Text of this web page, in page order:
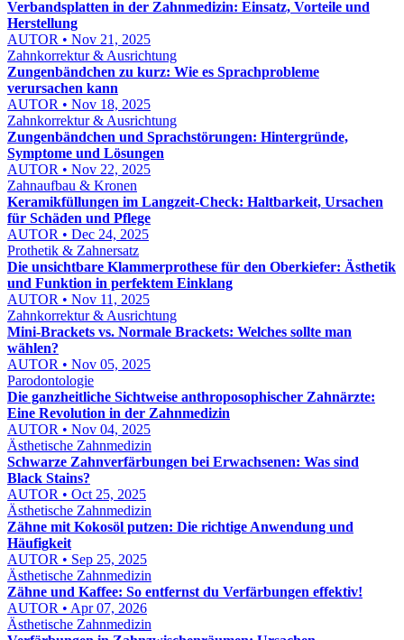
Verbandsplatten in der Zahnmedizin: Einsatz, Vorteile und
Herstellung
AUTOR • Nov 21, 2025
Zahnkorrektur & Ausrichtung
Zungenbändchen zu kurz: Wie es Sprachprobleme
verursachen kann
AUTOR • Nov 18, 2025
Zahnkorrektur & Ausrichtung
Zungenbändchen und Sprachstörungen: Hintergründe,
Symptome und Lösungen
AUTOR • Nov 22, 2025
Zahnaufbau & Kronen
Keramikfüllungen im Langzeit-Check: Haltbarkeit, Ursachen
für Schäden und Pflege
AUTOR • Dec 24, 2025
Prothetik & Zahnersatz
Die unsichtbare Klammerprothese für den Oberkiefer: Ästhetik
und Funktion in perfektem Einklang
AUTOR • Nov 11, 2025
Zahnkorrektur & Ausrichtung
Mini-Brackets vs. Normale Brackets: Welches sollte man
wählen?
AUTOR • Nov 05, 2025
Parodontologie
Die ganzheitliche Sichtweise anthroposophischer Zahnärzte:
Eine Revolution in der Zahnmedizin
AUTOR • Nov 04, 2025
Ästhetische Zahnmedizin
Schwarze Zahnverfärbungen bei Erwachsenen: Was sind
Black Stains?
AUTOR • Oct 25, 2025
Ästhetische Zahnmedizin
Zähne mit Kokosöl putzen: Die richtige Anwendung und
Häufigkeit
AUTOR • Sep 25, 2025
Ästhetische Zahnmedizin
Zähne und Kaffee: So entfernst du Verfärbungen effektiv!
AUTOR • Apr 07, 2026
Ästhetische Zahnmedizin